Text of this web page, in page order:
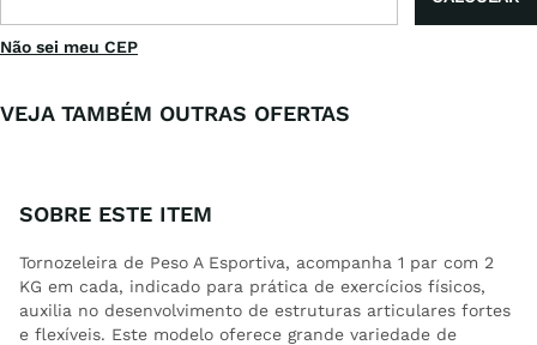
Não sei meu CEP
VEJA TAMBÉM OUTRAS OFERTAS
SOBRE ESTE ITEM
Tornozeleira de Peso A Esportiva, acompanha 1 par com 2
KG em cada, indicado para prática de exercícios físicos,
auxilia no desenvolvimento de estruturas articulares fortes
e flexíveis. Este modelo oferece grande variedade de